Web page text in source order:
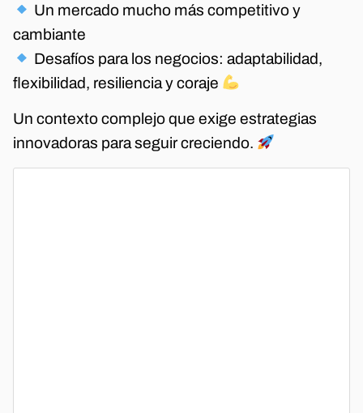
Un mercado mucho más competitivo y
cambiante
Desafíos para los negocios: adaptabilidad,
flexibilidad, resiliencia y coraje
Un contexto complejo que exige estrategias
innovadoras para seguir creciendo.